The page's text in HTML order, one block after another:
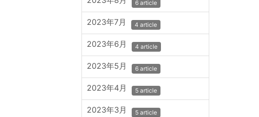
6 article
2023年7月 4 article
2023年6月 4 article
2023年5月 6 article
2023年4月 5 article
2023年3月 5 article